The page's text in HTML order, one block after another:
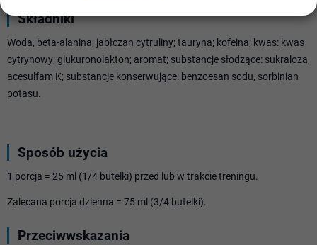
Składniki
Woda, beta-alanina; jabłczan cytruliny; tauryna; kofeina; kwas: kwas
cytrynowy; glukuronolakton; aromat; substancje słodzące: sukraloza,
acesulfam K; substancje konserwujące: benzoesan sodu, sorbinian
potasu.
Sposób użycia
1 porcja = 25 ml (1/4 butelki) przed lub w trakcie treningu.
Zalecana porcja dzienna = 75 ml (3/4 butelki).
Przeciwwskazania